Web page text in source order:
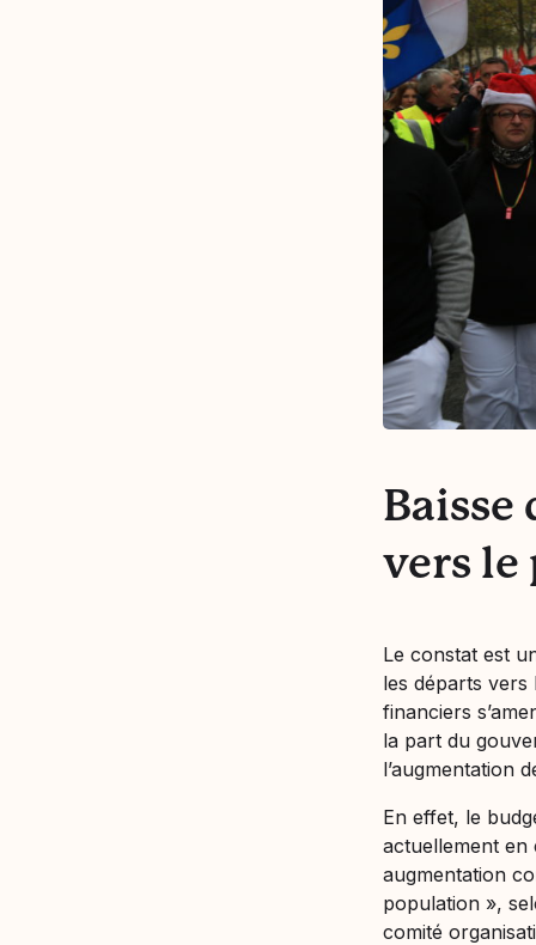
Baisse
vers le
Le constat est
les départs
financiers
la part du
l’augmentation
En effet, le
actuellement en
augmentation
population »,
comité